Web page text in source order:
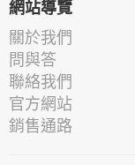
網站導覽
關於我們
問與答
聯絡我們
官方網站
銷售通路